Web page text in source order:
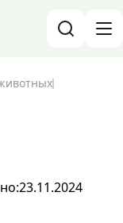
23.11.2024